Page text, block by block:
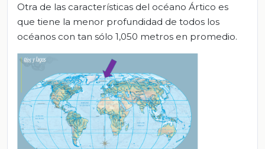
Otra de las características del océano Ártico es
que tiene la menor profundidad de todos los
océanos con tan sólo 1,050 metros en promedio.